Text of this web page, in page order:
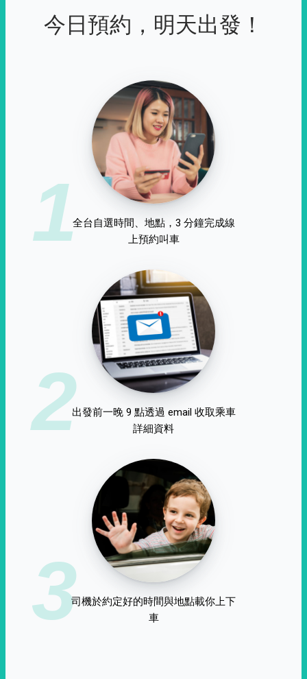
今日預約，明天出發！
1全台自選時間、地點，3 分鐘完成線
上預約叫車
2出發前一晚 9 點透過 email 收取乘車
詳細資料
3司機於約定好的時間與地點載你上下
車